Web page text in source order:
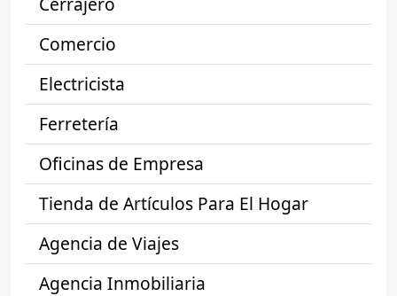
Comercio
Electricista
Ferretería
Oficinas de Empresa
Tienda de Artículos Para El Hogar
Agencia de Viajes
Agencia Inmobiliaria